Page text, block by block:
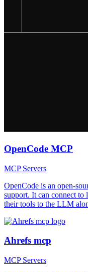
OpenCode MCP
MCP Servers
OpenCode is an open-
support. It can connect to
their tools to the LLM
Ahrefs mcp
MCP Servers